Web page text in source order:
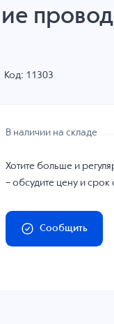
Код: 11303
В наличии на складе
Хотите больше и
– обсудите цену и
Сообщить